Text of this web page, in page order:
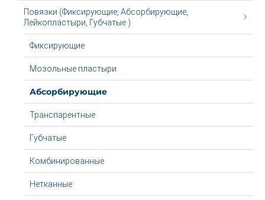
Повязки (Фиксирующие, Абсорбирующие,
Лейкопластыри, Губчатые )
Фиксирующие
Мозольные пластыри
Абсорбирующие
Транспарентные
Губчатые
Комбинированные
Нетканные